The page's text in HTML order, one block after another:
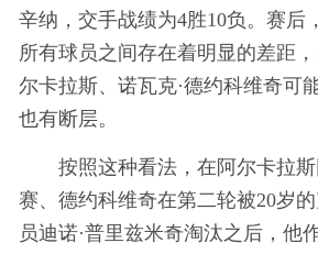
辛纳，交手战绩为4胜10负。赛后
所有球员之间存在着明显的差距
尔卡拉斯、诺瓦克·德约科维奇可
也有断层。
按照这种看法，在阿尔卡拉
赛、德约科维奇在第二轮被20岁
员迪诺·普里兹米奇淘汰之后，他